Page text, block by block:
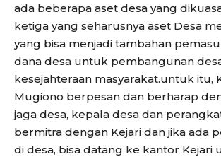
ada beberapa aset desa yang
ketiga yang seharusnya aset Desa
yang bisa menjadi tambahan
dana desa untuk pembangunan
kesejahteraan masyarakat.untuk itu,
Mugiono berpesan dan berharap
jaga desa, kepala desa dan
bermitra dengan Kejari dan jika ada
di desa, bisa datang ke kantor Kejari